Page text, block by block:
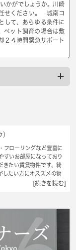
かがでしょうか。川崎
せください。 城南コ
して、あらゆる条件に
ペット飼育の場合は敷
２４時間緊急サポート
フローリングなど豊富に
すいお部屋になっており
きたい賃貸物件です。綺
したい方にオススメの物
下の物件をお探しのお客
みませんか。住まいに関
[続きを読む]